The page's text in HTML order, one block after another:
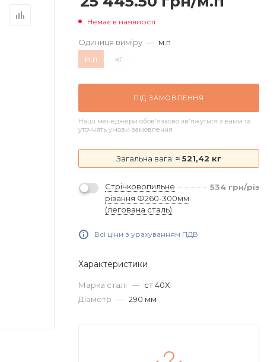
Немає в наявності
Одиниця виміру — м.п
м.п
кг
ПІД ЗАМОВЛЕННЯ
Наші менеджери обов'язково зв'яжуться з вами та
уточнять умови замовлення
Загальна вага: ≈ 521,42 кг
Стрічковопильне
різання Ф260-300мм
(легована сталь)
534 грн/різ
Всі ціни з урахуванням ПДВ
Характеристики
Марка сталі — ст 40Х
Діаметр — 290 мм